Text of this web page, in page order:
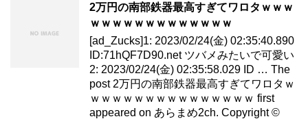
2万円の南部鉄器最高すぎてワロタｗｗｗ
ｗｗｗｗｗｗｗｗｗｗｗｗｗ
[ad_Zucks]1: 2023/02/24(金) 02:35:40.890
ID:71hQF7D90.net ツバメみたいで可愛い
2: 2023/02/24(金) 02:35:58.029 ID … The
post 2万円の南部鉄器最高すぎてワロタｗ
ｗｗｗｗｗｗｗｗｗｗｗｗｗｗｗ first
appeared on あらまめ2ch. Copyright ©